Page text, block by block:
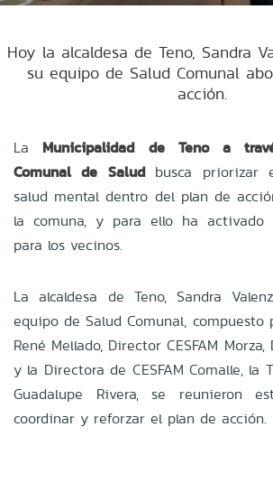
Hoy la alcaldesa de Teno, Sandra
su equipo de Salud Comunal
acción.
La Municipalidad de Teno a
Comunal de Saludbusca priorizar
salud mental dentro del plan de
la comuna, y para ello ha activado
para los vecinos.
La alcaldesa de Teno, Sandra
equipo de Salud Comunal, compuesto
René Mellado, Director CESFAM
y la Directora de CESFAM Comalle, la
Guadalupe Rivera, se reunieron
coordinar y reforzar el plan de acción.